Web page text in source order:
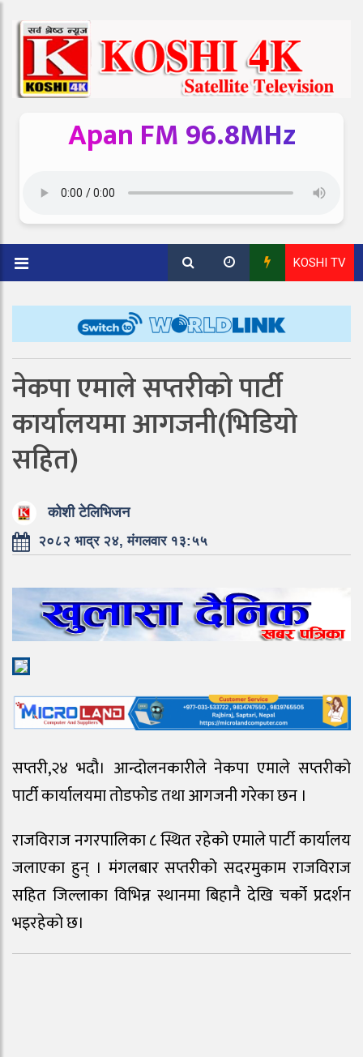
Apan FM 96.8MHz
KOSHI TV
नेकपा एमाले सप्तरीको पार्टी
कार्यालयमा आगजनी(भिडियो
सहित)
कोशी टेलिभिजन
२०८२ भाद्र २४, मंगलवार १३:५५
सप्तरी,२४ भदौ। आन्दोलनकारीले नेकपा एमाले सप्तरीको
पार्टी कार्यालयमा तोडफोड तथा आगजनी गरेका छन ।
राजविराज नगरपालिका ८ स्थित रहेको एमाले पार्टी कार्यालय
जलाएका हुन् । मंगलबार सप्तरीको सदरमुकाम राजविराज
सहित जिल्लाका विभिन्न स्थानमा बिहानै देखि चर्को प्रदर्शन
भइरहेको छ।